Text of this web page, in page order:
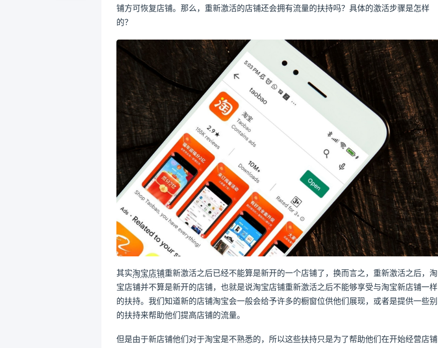
铺方可恢复店铺。那么，重新激活的店铺还会拥有流量的扶持吗？具体的激活步骤是怎样
的？
其实淘宝店铺重新激活之后已经不能算是新开的一个店铺了，换而言之，重新激活之后，淘
宝店铺并不算是新开的店铺，也就是说淘宝店铺重新激活之后不能够享受与淘宝新店铺一样
的扶持。我们知道新的店铺淘宝会一般会给予许多的橱窗位供他们展现，或者是提供一些别
的扶持来帮助他们提高店铺的流量。
但是由于新店铺他们对于淘宝是不熟悉的，所以这些扶持只是为了帮助他们在开始经营店铺